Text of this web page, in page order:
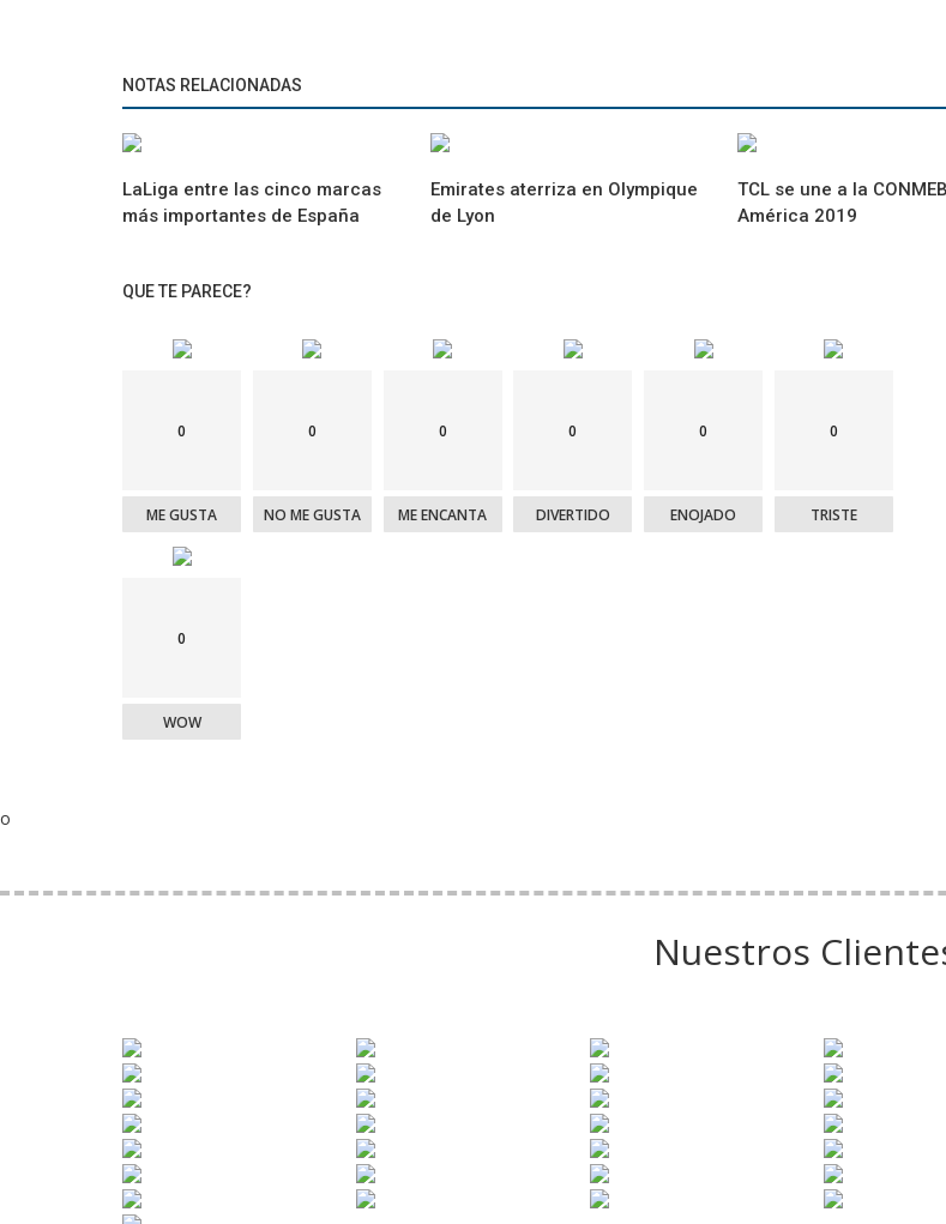
NOTAS RELACIONADAS
LaLiga entre las cinco marcas
más importantes de España
Emirates aterriza en Olympique
de Lyon
TCL se une a la
América 2019
QUE TE PARECE?
0
ME GUSTA
0
NO ME GUSTA
0
ME ENCANTA
0
DIVERTIDO
0
ENOJADO
0
TRISTE
0
WOW
o
Nuestros